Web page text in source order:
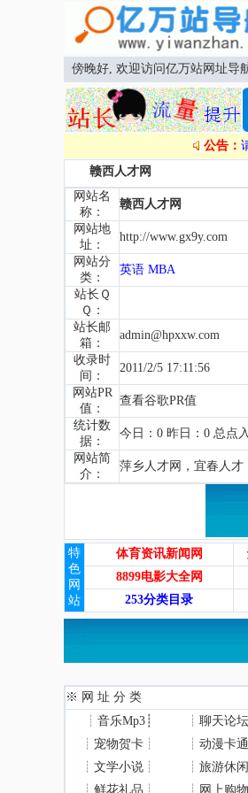
傍晚好, 欢迎访问亿万站网址导
公告：
赣西人才网
网站名
称：
赣西人才网
网站地
址：
http://www.gx9y.com
网站分
类：
英语 MBA
站长Ｑ
Ｑ：
站长邮
箱：
admin@hpxxw.com
收录时
间：
2011/2/5 17:11:56
网站PR
值：
查看谷歌PR值
统计数
据：
今日：0 昨日：0 总点
网站简
介：
萍乡人才网，宜春人才
特
色
网
站
体育资讯新闻网
8899电影大全网
253分类目录
※ 网 址 分 类
┊ 音乐Mp3 ┊ ┊ 聊天论坛
┊ 宠物贺卡 ┊ ┊ 动漫卡通
┊ 文学小说 ┊ ┊ 旅游休闲
┊ 鲜花礼品 ┊ ┊ 网上购物